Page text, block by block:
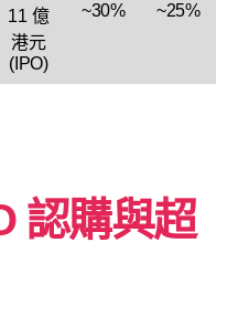
11 億
港元
(IPO)
~30% ~25%
認購與超